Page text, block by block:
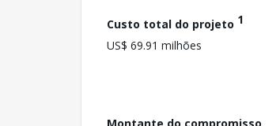
Custo total do projeto 1
US$ 69.91 milhões
Montante do compromisso